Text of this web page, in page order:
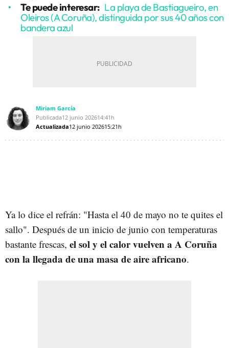
Te puede interesar: La playa de Bastiagueiro, en
Oleiros (A Coruña), distinguida por sus 40 años con
bandera azul
Miriam García
Publicada12 junio 202614:41h
Actualizada12 junio 202615:21h
Ya lo dice el refrán: "Hasta el 40 de mayo no te quites el
sallo". Después de un inicio de junio con temperaturas
bastante frescas, el sol y el calor vuelven a A Coruña
con la llegada de una masa de aire africano.